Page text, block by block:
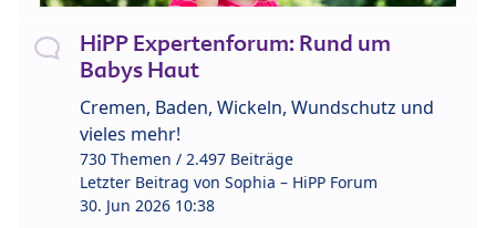
HiPP Expertenforum: Rund um
Babys Haut
Cremen, Baden, Wickeln, Wundschutz und
vieles mehr!
730 Themen / 2.497 Beiträge
Letzter Beitrag von Sophia – HiPP Forum
30. Jun 2026 10:38